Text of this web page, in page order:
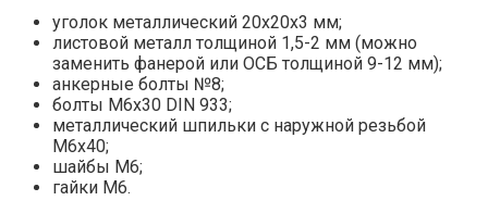
уголок металлический 20х20х3 мм;
листовой металл толщиной 1,5-2 мм (можно
заменить фанерой или ОСБ толщиной 9-12 мм);
анкерные болты №8;
болты М6х30 DIN 933;
металлический шпильки с наружной резьбой
М6х40;
шайбы М6;
гайки М6.